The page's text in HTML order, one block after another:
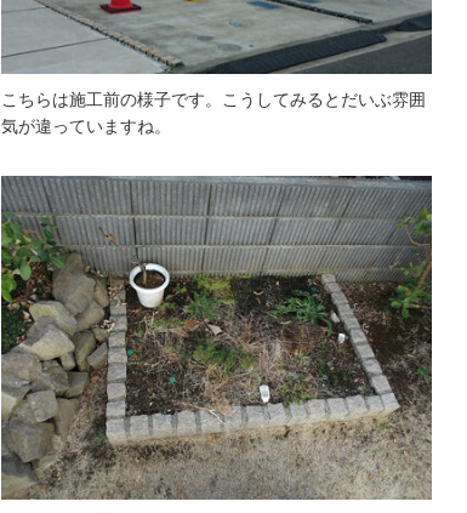
こちらは施工前の様子です。こうしてみるとだいぶ雰囲
気が違っていますね。